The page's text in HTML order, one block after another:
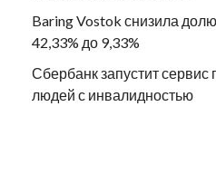
Baring Vostok снизила
42,33% до 9,33%
Сбербанк запустит сервис
людей с инвалидностью